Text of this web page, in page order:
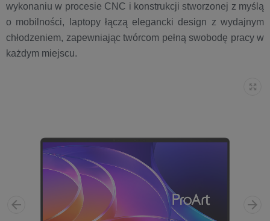
wykonaniu w procesie CNC i konstrukcji stworzonej z myślą
o mobilności, laptopy łączą elegancki design z wydajnym
chłodzeniem, zapewniając twórcom pełną swobodę pracy w
każdym miejscu.